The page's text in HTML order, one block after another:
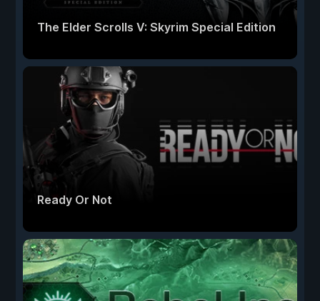
The Elder Scrolls V: Skyrim Special Edition
Ready Or Not